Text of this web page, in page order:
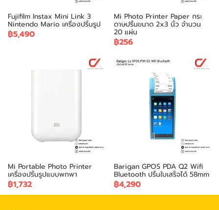
Fujifilm Instax Mini Link 3
Nintendo Mario เครื่องปริ้นรูป
฿5,490
Mi Photo Printer Paper กระ
ดาษปริ้นขนาด 2x3 นิ้ว จำนวน
20 แผ่น
฿256
Mi Portable Photo Printer
เครื่องปริ้นรูปแบบพกพา
฿1,732
Barigan GPOS PDA Q2 Wifi
Bluetooth ปริ้นใบเสร็จได้ 58mm
฿4,290